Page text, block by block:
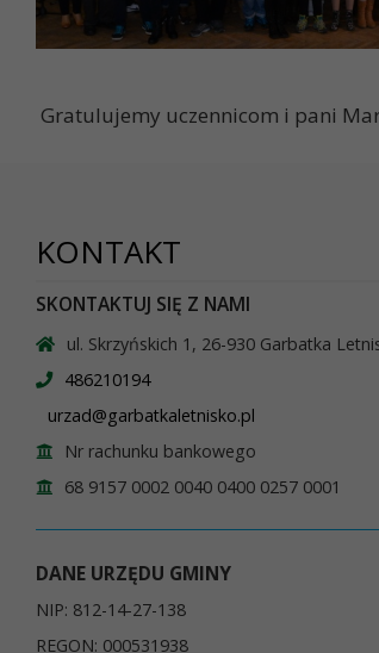
Gratulujemy uczennicom i pani
KONTAKT
SKONTAKTUJ SIĘ Z NAMI
ul. Skrzyńskich 1, 26-930 Garbatka
486210194
urzad@garbatkaletnisko.pl
Nr rachunku bankowego
68 9157 0002 0040 0400 0257 0001
DANE URZĘDU GMINY
NIP: 812-14-27-138
REGON: 000531938